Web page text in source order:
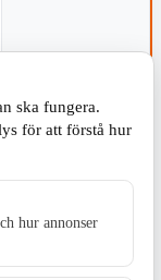
sedan 2002 ger
ska fungera.
för att förstå hur
hur annonser